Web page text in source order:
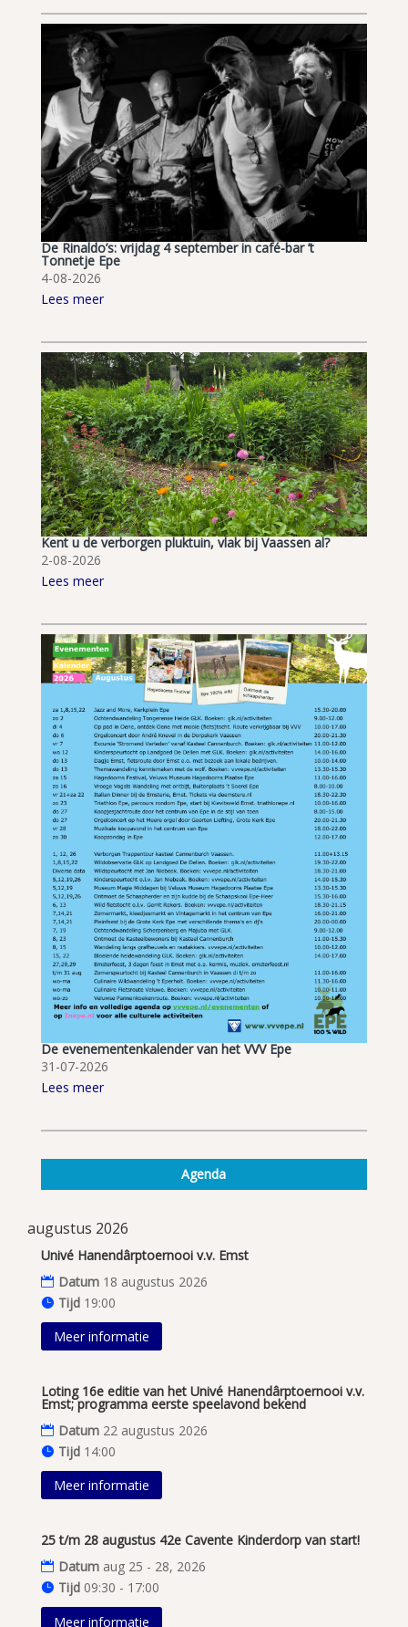
De Rinaldo’s: vrijdag 4 september in café-bar ’t
Tonnetje Epe
4-08-2026
Lees meer
Kent u de verborgen pluktuin, vlak bij Vaassen al?
2-08-2026
Lees meer
De evenementenkalender van het VVV Epe
31-07-2026
Lees meer
Agenda
augustus 2026
Univé Hanendârptoernooi v.v. Emst
Datum 18 augustus 2026
Tijd 19:00
Meer informatie
Loting 16e editie van het Univé Hanendârptoernooi v.v.
Emst; programma eerste speelavond bekend
Datum 22 augustus 2026
Tijd 14:00
Meer informatie
25 t/m 28 augustus 42e Cavente Kinderdorp van start!
Datum aug 25 - 28, 2026
Tijd 09:30 - 17:00
Meer informatie